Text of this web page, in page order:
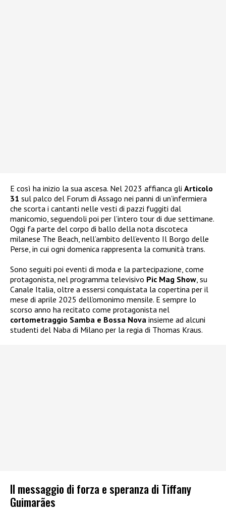
E così ha inizio la sua ascesa. Nel 2023 affianca gli Articolo
31 sul palco del Forum di Assago nei panni di un’infermiera
che scorta i cantanti nelle vesti di pazzi fuggiti dal
manicomio, seguendoli poi per l’intero tour di due settimane.
Oggi fa parte del corpo di ballo della nota discoteca
milanese The Beach, nell’ambito dell’evento Il Borgo delle
Perse, in cui ogni domenica rappresenta la comunità trans.
Sono seguiti poi eventi di moda e la partecipazione, come
protagonista, nel programma televisivo Pic Mag Show, su
Canale Italia, oltre a essersi conquistata la copertina per il
mese di aprile 2025 dell’omonimo mensile. E sempre lo
scorso anno ha recitato come protagonista nel
cortometraggio Samba e Bossa Nova insieme ad alcuni
studenti del Naba di Milano per la regia di Thomas Kraus.
Il messaggio di forza e speranza di Tiffany
Guimarães